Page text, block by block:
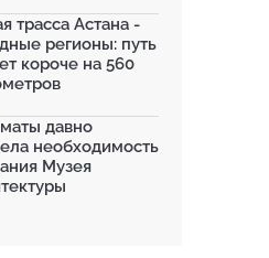
экопарком...
трасса Астана -
регионы: путь
короче на 560
давно
необходимость
Музея